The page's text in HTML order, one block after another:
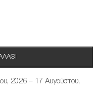
2026 – 17 Αυγούστου,